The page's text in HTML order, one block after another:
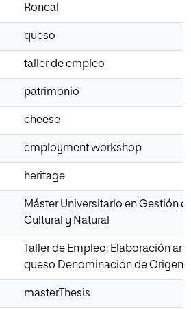
Roncal
queso
taller de empleo
patrimonio
cheese
employment workshop
heritage
Máster Universitario en Gestión
Cultural y Natural
Taller de Empleo: Elaboración
queso Denominación de Origen
masterThesis